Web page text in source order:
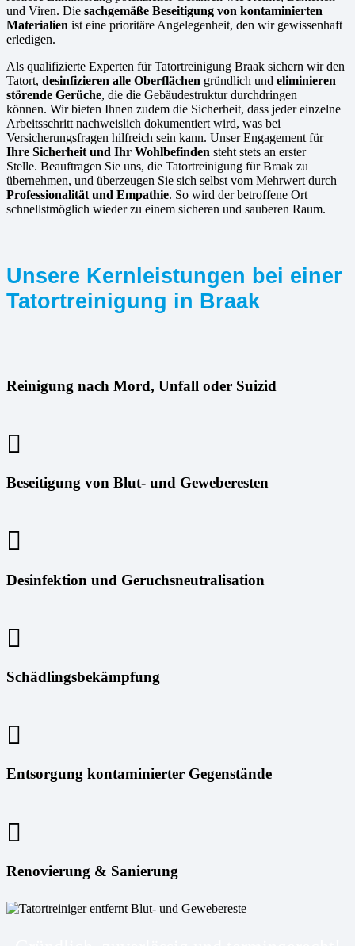
und Viren. Die sachgemäße Beseitigung von kontaminierten
Materialien ist eine prioritäre Angelegenheit, den wir gewissenhaft
erledigen.
Als qualifizierte Experten für Tatortreinigung Braak sichern wir den
Tatort, desinfizieren alle Oberflächen gründlich und eliminieren
störende Gerüche, die die Gebäudestruktur durchdringen
können. Wir bieten Ihnen zudem die Sicherheit, dass jeder einzelne
Arbeitsschritt nachweislich dokumentiert wird, was bei
Versicherungsfragen hilfreich sein kann. Unser Engagement für
Ihre Sicherheit und Ihr Wohlbefinden steht stets an erster
Stelle. Beauftragen Sie uns, die Tatortreinigung für Braak zu
übernehmen, und überzeugen Sie sich selbst vom Mehrwert durch
Professionalität und Empathie. So wird der betroffene Ort
schnellstmöglich wieder zu einem sicheren und sauberen Raum.
Unsere Kernleistungen bei einer
Tatortreinigung in Braak
Reinigung nach Mord, Unfall oder Suizid
Beseitigung von Blut- und Geweberesten
Desinfektion und Geruchsneutralisation
Schädlingsbekämpfung
Entsorgung kontaminierter Gegenstände
Renovierung & Sanierung